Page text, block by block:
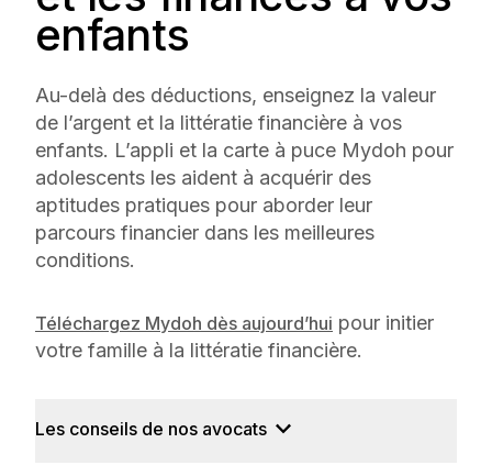
enfants
Au-delà des déductions, enseignez la valeur
de l’argent et la littératie financière à vos
enfants. L’appli et la carte à puce Mydoh pour
adolescents les aident à acquérir des
aptitudes pratiques pour aborder leur
parcours financier dans les meilleures
conditions.
Téléchargez Mydoh dès aujourd’hui pour initier
votre famille à la littératie financière.
Les conseils de nos avocats